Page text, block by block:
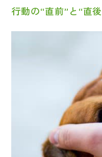
行動の“直前”と“直